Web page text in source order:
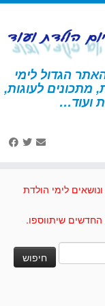
הגדול לימי
מתכונים לעוגות,
ועוד…
לימי הולדת
שיתווספו.